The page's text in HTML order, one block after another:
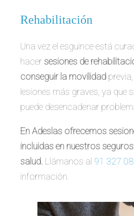
Rehabilitación
Una vez el esguince está
hacer sesiones de
conseguir la movilidad
lesiones más graves, ya que
puede desencadenar
En Adeslas ofrecemos
incluidas en nuestros
salud. Llámanos al 91 327
información.